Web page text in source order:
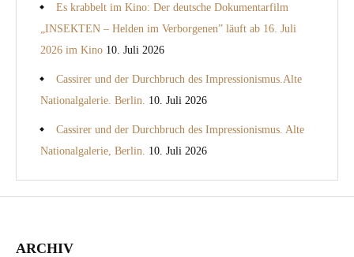
Es krabbelt im Kino: Der deutsche Dokumentarfilm
„INSEKTEN – Helden im Verborgenen” läuft ab 16. Juli
2026 im Kino 10. Juli 2026
Cassirer und der Durchbruch des Impressionismus.Alte
Nationalgalerie. Berlin.
10. Juli 2026
Cassirer und der Durchbruch des Impressionismus. Alte
Nationalgalerie, Berlin.
10. Juli 2026
ARCHIV